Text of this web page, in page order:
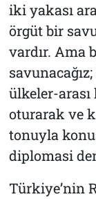
iki yakası
örgüt bir
vardır. Ama
ülkeler-
oturarak ve
tonuyla
diplomasi
Türkiye’nin